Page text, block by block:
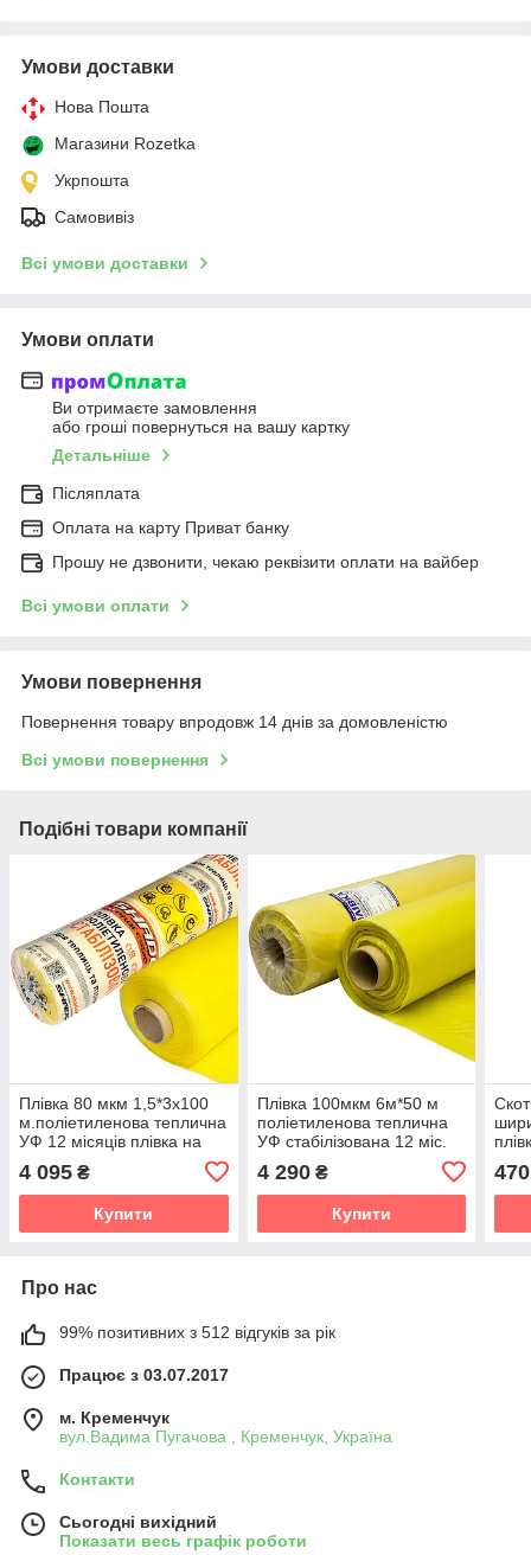
Умови доставки
Нова Пошта
Магазини Rozetka
Укрпошта
Самовивіз
Всі умови доставки
Умови оплати
Ви отримаєте замовлення
або гроші повернуться на вашу картку
Детальніше
Післяплата
Оплата на карту Приват банку
Прошу не дзвонити, чекаю реквізити оплати на вайбер
Всі умови оплати
Умови повернення
Повернення товару впродовж 14 днів за домовленістю
Всі умови повернення
Подібні товари компанії
Плівка 80 мкм 1,5*3х100
м.поліетиленова теплична
УФ 12 місяців плівка на
4 095 ₴
Купити
Плівка 100мкм 6м*50 м
поліетиленова теплична
УФ стабілізована 12 міс.
Виробництво Кременчуг
4 290₴
Купити
470
Про нас
99% позитивних з 512 відгуків за рік
Працює з 03.07.2017
м. Кременчук
вул.Вадима Пугачова , Кременчук, Україна
Контакти
Сьогодні вихідний
Показати весь графік роботи